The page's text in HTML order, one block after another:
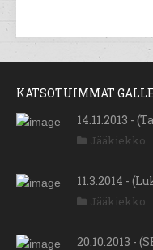
KATSOTUIMMAT
14.11.2013 -
Jääkiekko
11.3.2014 -
Jääkiekko
20.10.2013 -